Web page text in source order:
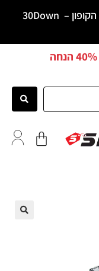
30Down
40% הנחה